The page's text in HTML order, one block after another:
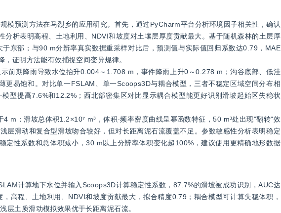
模预测方法在马烈乡的应用研究。首先，通过PyCharm平台分析环境因子相关性，确认
析表明高程、土地利用、NDVI和坡度对土壤层厚度贡献最大。基于随机森林的土层厚
东部；与90 m分辨率真实数据重采样对比后，预测值与实际值回归系数达0.79，MAE
证明方法能有效捕捉空间变异规律。
前期降雨导致水位抬升0.004～1.708 m，事件降雨上升0～0.278 m；沟谷底部、低洼
更易饱和。对比单一FSLAM、单一Scoops3D与耦合模型，三者不稳定区域空间分布相
型提高7.6%和12.2%；西北部密集区对比显示耦合模型能更好识别滑坡起始区失稳状
m；滑坡总体积1.2×10⁷ m³，体积-频率密度曲线呈幂函数特征，50 m³处出现"翻转"效
层滑动和复合型滑坡吻合较好，但对长距离泥石流覆盖不足。参数敏感性分析表明稳定
定性系数和总体积减小，30 m以上分辨率体积变化超100%，建议使用更精确地形数据
计算地下水位并输入Scoops3D计算稳定性系数，87.7%的滑坡被成功识别，AUC达
高程、土地利用、NDVI和坡度贡献最大，拟合精度0.79；耦合模型可计算失稳体积，
层土质滑动模拟效果优于长距离泥石流。